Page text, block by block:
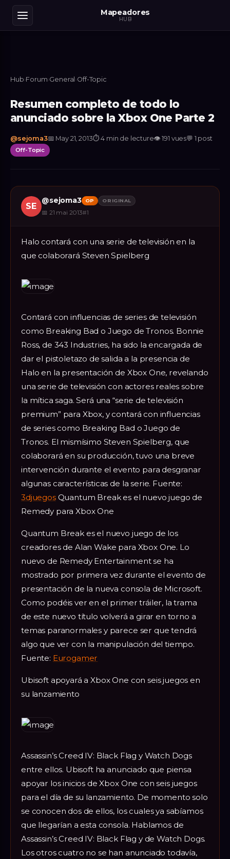
Mapeadores
HUB
Hub›Forum›General ›Off-Topic
Resumen completo de todo lo
anunciado sobre la Xbox One Parte 2
@sejoma3📅 May 21, 2013⏱4 min de lecture👁191 vues💬 1 post
Off-Topic
SE
@sejoma3 OP ORIGINAL
📅 21 mai 2013#1
Halo contará con una serie de televisión en la
que colaborará Steven Spielberg
Contará con influencias de series de televisión
como Breaking Bad o Juego de Tronos. Bonnie
Ross, de 343 Industries, ha sido la encargada de
dar el pistoletazo de salida a la presencia de
Halo en la presentación de Xbox One, revelando
una serie de televisión con actores reales sobre
la mítica saga. Será una “serie de televisión
premium” para Xbox, y contará con influencias
de series como Breaking Bad o Juego de
Tronos. El mismísimo Steven Spielberg, que
colaborará en su producción, tuvo una breve
intervención durante el evento para desgranar
algunas características de la serie. Fuente:
3djuegosQuantum Break es el nuevo juego de
Remedy para Xbox One
Quantum Break es el nuevo juego de los
creadores de Alan Wake para Xbox One. Lo
nuevo de Remedy Entertainment se ha
mostrado por primera vez durante el evento de
presentación de la nueva consola de Microsoft.
Como podéis ver en el primer tráiler, la trama
de este nuevo título volverá a girar en torno a
temas paranormales y parece ser que tendrá
algo que ver con la manipulación del tiempo.
Fuente: Eurogamer
Ubisoft apoyará a Xbox One con seis juegos en
su lanzamiento
Assassin’s Creed IV: Black Flag y Watch Dogs
entre ellos. Ubisoft ha anunciado que piensa
apoyar los inicios de Xbox One con seis juegos
para el día de su lanzamiento. De momento solo
se conocen dos de ellos, los cuales ya sabíamos
que llegarían a esta consola. Hablamos de
Assassin’s Creed IV: Black Flag y de Watch Dogs.
Los otros cuatro no se han anunciado todavía,